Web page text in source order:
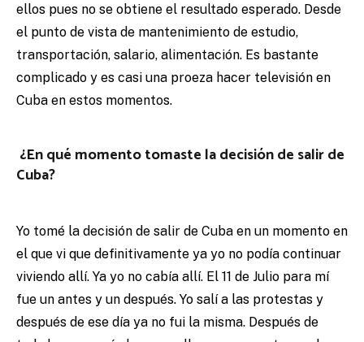
ellos pues no se obtiene el resultado esperado. Desde
el punto de vista de mantenimiento de estudio,
transportación, salario, alimentación. Es bastante
complicado y es casi una proeza hacer televisión en
Cuba en estos momentos.
¿En qué momento tomaste la decisión de salir de
Cuba?
Yo tomé la decisión de salir de Cuba en un momento en
el que vi que definitivamente ya yo no podía continuar
viviendo allí. Ya yo no cabía allí. El 11 de Julio para mí
fue un antes y un después. Yo salí a las protestas y
después de ese día ya no fui la misma. Después de